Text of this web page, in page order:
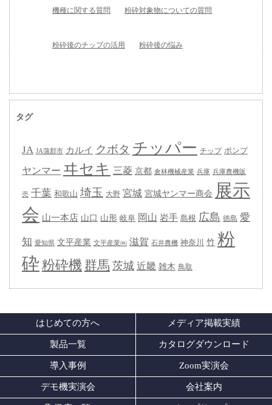
機種に関する質問 粉砕対象物についての質問
粉砕後のチップの活用 粉砕後の悩み
タグ
JA JA蒲郡市 カルイ クボタ チッパー チップ ポンプ
ヤンマー ヰセキ 三菱 京都 倉林機械産業 兵庫 兵庫農機販
売 千葉 和歌山 埼玉 大野 宮城 宮城ヤンマー商会 展示
会 山一本店 山口 山形 岐阜 岡山 岩手 島根 広島 徳島 愛
知 愛知県 文平産業 文平産業㈱ 滋賀 石井農機 神奈川 竹 粉
砕 粉砕機 群馬 茨城 近畿 雑木 鳥取
はじめての方へ メディア掲載実績
製品一覧 カタログダウンロード
導入事例 Zoom実演会
デモ機実演会 会社案内